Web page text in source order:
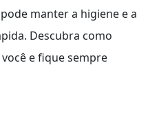
manter a higiene e a
Descubra como
e fique sempre